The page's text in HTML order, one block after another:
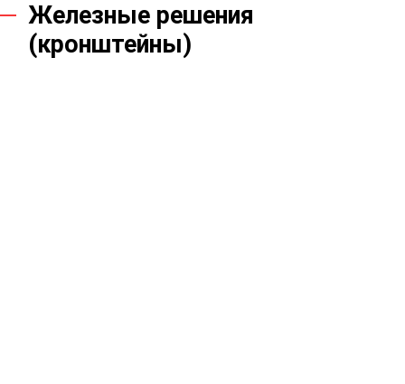
Железные решения
(кронштейны)